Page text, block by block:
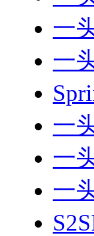
一
一
一
一
一